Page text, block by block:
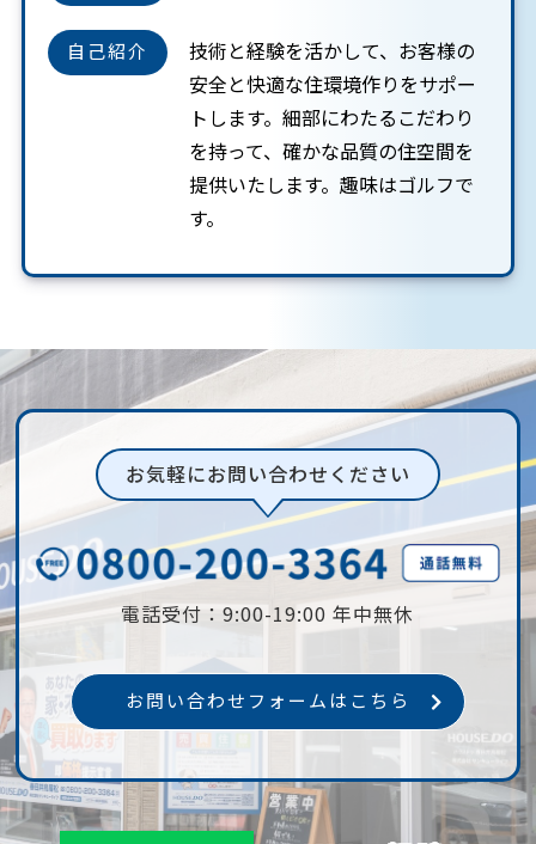
自己紹介
技術と経験を活かして、お客様の
安全と快適な住環境作りをサポー
トします。細部にわたるこだわり
を持って、確かな品質の住空間を
提供いたします。趣味はゴルフで
す。
お気軽にお問い合わせください
電話受付：9:00-19:00 年中無休
お問い合わせフォームはこちら